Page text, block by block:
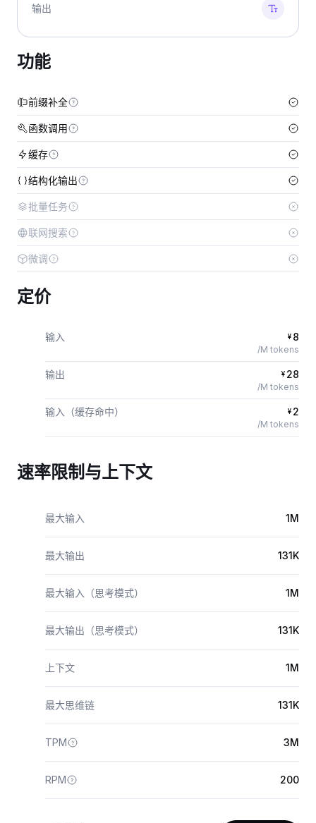
输出
功能
前缀补全
函数调用
缓存
结构化输出
批量任务
联网搜索
微调
定价
输入 ¥ 8
/M tokens
输出 ¥ 28
/M tokens
输入（缓存命中） ¥ 2
/M tokens
速率限制与上下文
最大输入 1M
最大输出 131K
最大输入（思考模式） 1M
最大输出（思考模式） 131K
上下文 1M
最大思维链 131K
TPM 3M
RPM 200